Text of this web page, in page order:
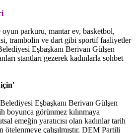
oyun parkuru, mantar ev, basketbol,
trambolin ve dart gibi sportif faaliyetler
Eşbaşkanı Berivan Gülşen
stantları gezerek kadınlarla sohbet
için'
Eşbaşkanı Berivan Gülşen
boyunca görünmez kılınmaya
emeğin yaratıcısı olan kadınlar tarih
çalışılmıştır. DEM Partili